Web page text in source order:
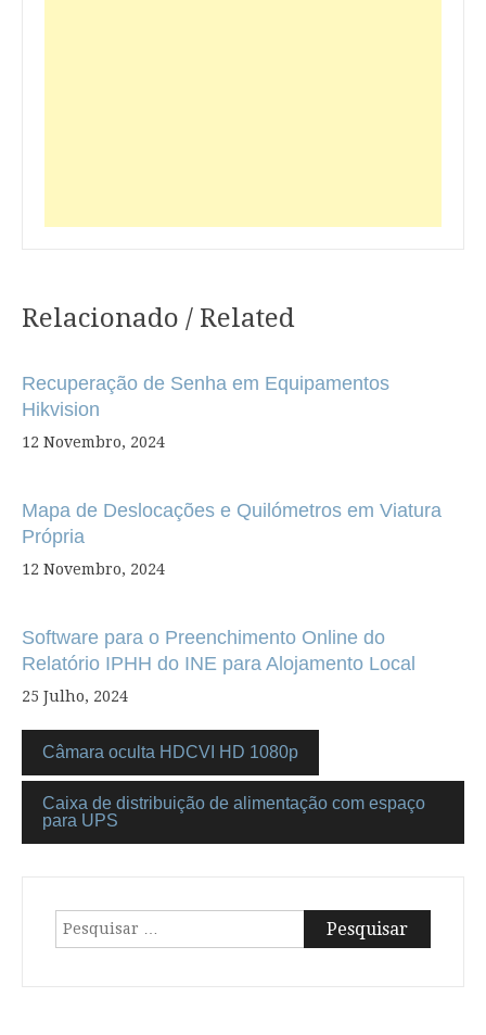
Relacionado / Related
Recuperação de Senha em Equipamentos
Hikvision
12 Novembro, 2024
Mapa de Deslocações e Quilómetros em Viatura
Própria
12 Novembro, 2024
Software para o Preenchimento Online do
Relatório IPHH do INE para Alojamento Local
25 Julho, 2024
de
artigos
Câmara oculta HDCVI HD 1080p
Caixa de distribuição de alimentação com espaço
para UPS
Pesquisar
por: